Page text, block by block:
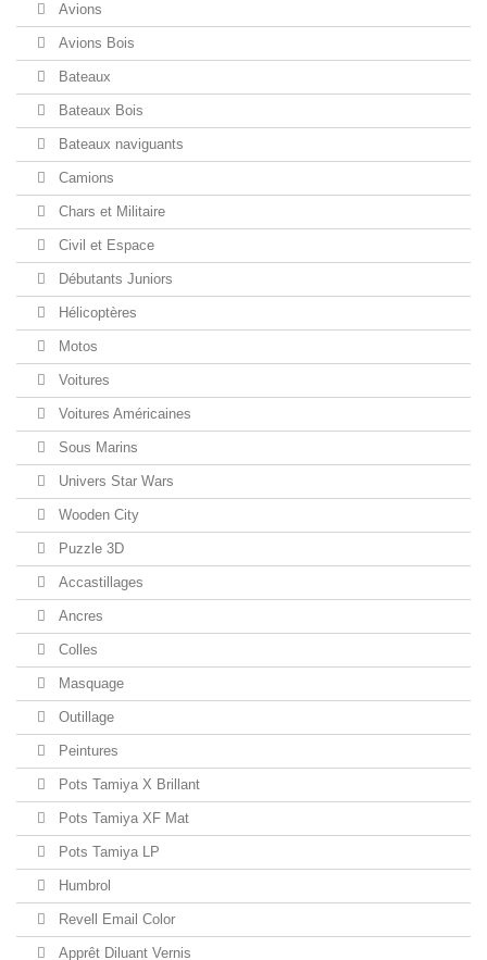
Avions
Avions Bois
Bateaux
Bateaux Bois
Bateaux naviguants
Camions
Chars et Militaire
Civil et Espace
Débutants Juniors
Hélicoptères
Motos
Voitures
Voitures Américaines
Sous Marins
Univers Star Wars
Wooden City
Puzzle 3D
Accastillages
Ancres
Colles
Masquage
Outillage
Peintures
Pots Tamiya X Brillant
Pots Tamiya XF Mat
Pots Tamiya LP
Humbrol
Revell Email Color
Apprêt Diluant Vernis